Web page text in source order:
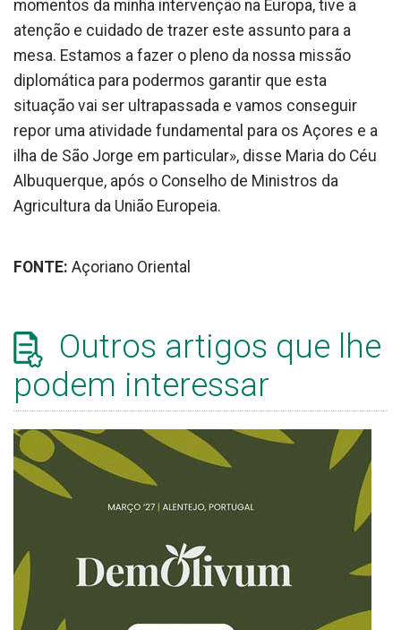
momentos da minha intervenção na Europa, tive a
atenção e cuidado de trazer este assunto para a
mesa. Estamos a fazer o pleno da nossa missão
diplomática para podermos garantir que esta
situação vai ser ultrapassada e vamos conseguir
repor uma atividade fundamental para os Açores e a
ilha de São Jorge em particular», disse Maria do Céu
Albuquerque, após o Conselho de Ministros da
Agricultura da União Europeia.
FONTE: Açoriano Oriental
Outros artigos que lhe
podem interessar